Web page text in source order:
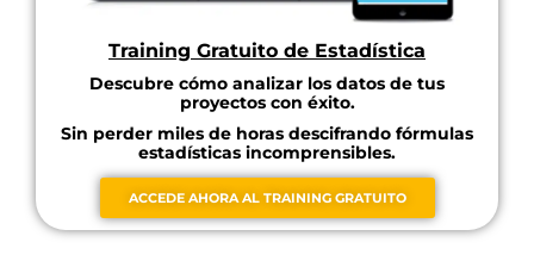
Training Gratuito de Estadística
Descubre cómo analizar los datos de tus
proyectos con éxito.
Sin perder miles de horas descifrando fórmulas
estadísticas incomprensibles.
ACCEDE AHORA AL TRAINING GRATUITO